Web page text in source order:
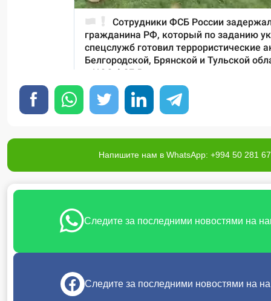
Напишите нам в WhatsApp: +994 50 281
Следите за последними новостями на
Следите за последними новостями на